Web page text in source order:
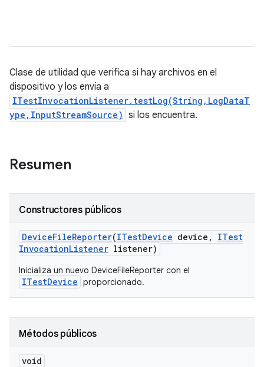
Clase de utilidad que verifica si hay archivos en el
dispositivo y los envía a
ITestInvocationListener.testLog(String,LogDataT
ype,InputStreamSource) si los encuentra.
Resumen
Constructores públicos
DeviceFileReporter(ITestDevice device ,
ITest
InvocationListener listener)
Inicializa un nuevo DeviceFileReporter con el
ITestDevice proporcionado.
Métodos públicos
void